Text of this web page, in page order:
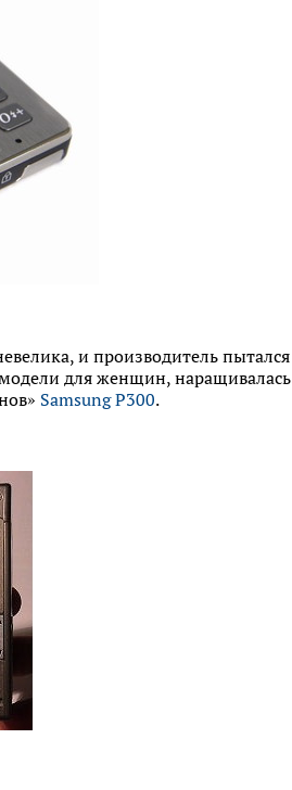
и производитель пытался
для женщин, наращивалась
Samsung P300.